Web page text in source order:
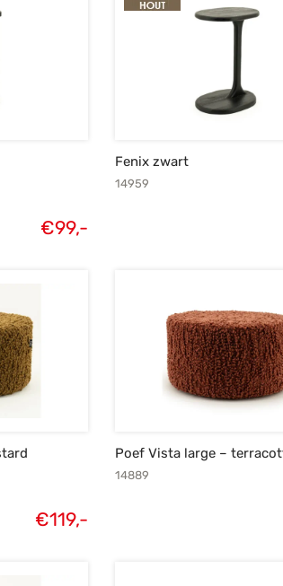
€99,-
Fenix zwart
14959
€119,-
Poef Vista large –
14889